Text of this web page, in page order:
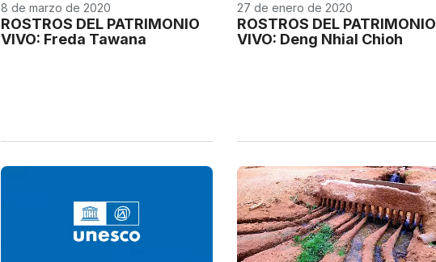
8 de marzo de 2020
ROSTROS DEL PATRIMONIO
VIVO: Freda Tawana
27 de enero de 2020
ROSTROS DEL PATRIMONIO
VIVO: Deng Nhial Chioh